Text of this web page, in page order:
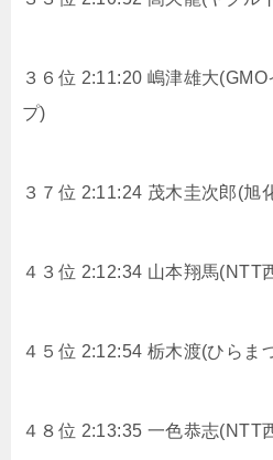
３６位 2:11:20 嶋津雄大
プ)
３７位 2:11:24 茂木圭次郎(旭
４３位 2:12:34 山本翔馬(NTT
４５位 2:12:54 栃木渡(ひらま
４８位 2:13:35 一色恭志(NTT